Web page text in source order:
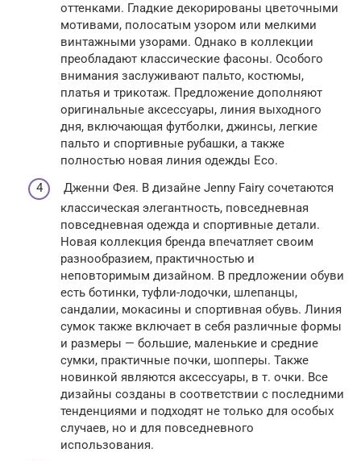
оттенками. Гладкие декорированы цветочными
мотивами, полосатым узором или мелкими
винтажными узорами. Однако в коллекции
преобладают классические фасоны. Особого
внимания заслуживают пальто, костюмы,
платья и трикотаж. Предложение дополняют
оригинальные аксессуары, линия выходного
дня, включающая футболки, джинсы, легкие
пальто и спортивные рубашки, а также
полностью новая линия одежды Eco.
Дженни Фея. В дизайне Jenny Fairy сочетаются
классическая элегантность, повседневная
повседневная одежда и спортивные детали.
Новая коллекция бренда впечатляет своим
разнообразием, практичностью и
неповторимым дизайном. В предложении обуви
есть ботинки, туфли-лодочки, шлепанцы,
сандалии, мокасины и спортивная обувь. Линия
сумок также включает в себя различные формы
и размеры — большие, маленькие и средние
сумки, практичные почки, шопперы. Также
новинкой являются аксессуары, в т. очки. Все
дизайны созданы в соответствии с последними
тенденциями и подходят не только для особых
случаев, но и для повседневного
использования.